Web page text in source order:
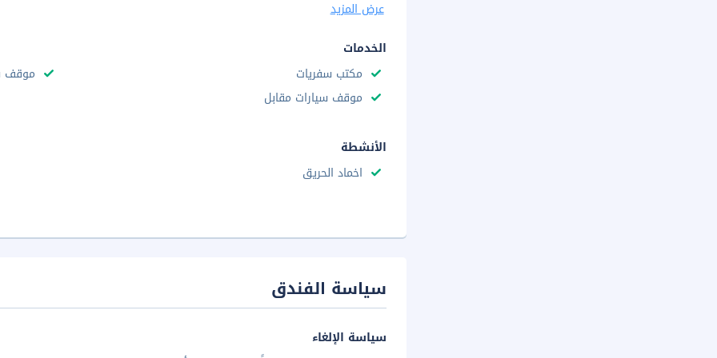
عرض المزيد
الخدمات
مكتب سفريات
موقف
موقف سيارات مقابل
الأنشطة
اخماد الحريق
سياسة الفندق
سياسة الإلغاء